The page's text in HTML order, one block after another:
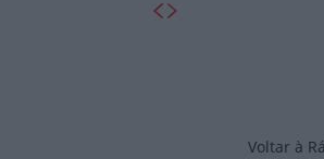
Voltar à